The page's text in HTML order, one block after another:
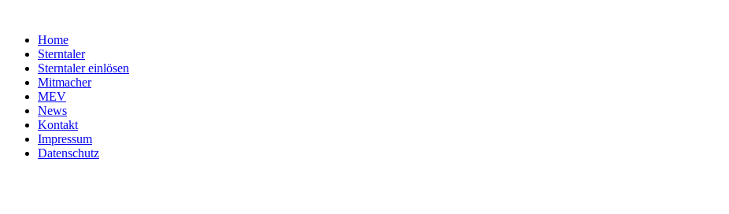
Home
Sterntaler
Sterntaler einlösen
Mitmacher
MEV
News
Kontakt
Impressum
Datenschutz